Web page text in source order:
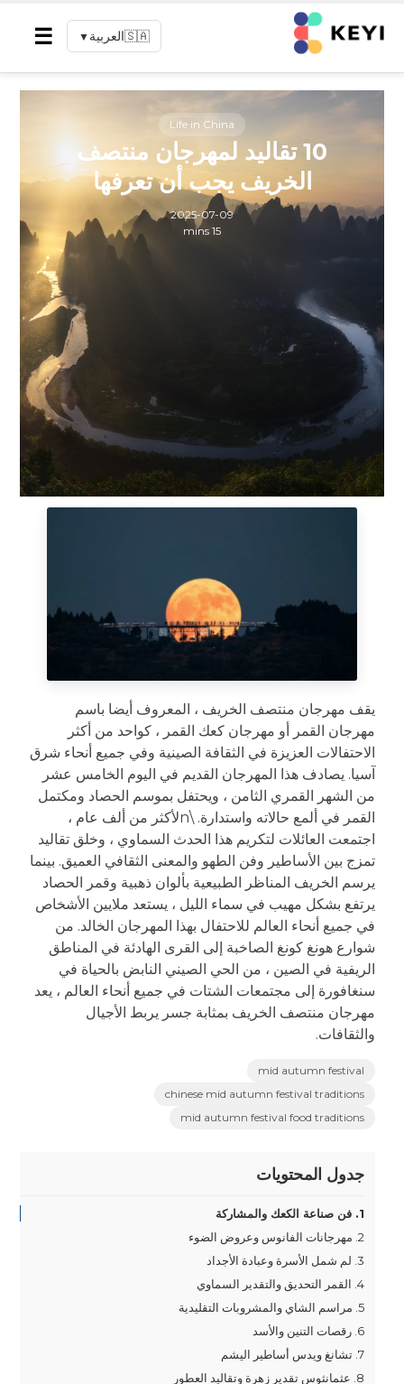
🇸🇦العربية ▼
☰
Life in China
10 تقاليد لمهرجان منتصف
الخريف يجب أن تعرفها
2025-07-09
15 mins
يقف مهرجان منتصف الخريف ، المعروف أيضا باسم
مهرجان القمر أو مهرجان كعك القمر ، كواحد من أكثر
الاحتفالات العزيزة في الثقافة الصينية وفي جميع أنحاء شرق
آسيا. يصادف هذا المهرجان القديم في اليوم الخامس عشر
من الشهر القمري الثامن ، ويحتفل بموسم الحصاد ومكتمل
القمر في ألمع حالاته واستدارة. \nلأكثر من ألف عام ،
اجتمعت العائلات لتكريم هذا الحدث السماوي ، وخلق تقاليد
تمزج بين الأساطير وفن الطهو والمعنى الثقافي العميق. بينما
يرسم الخريف المناظر الطبيعية بألوان ذهبية وقمر الحصاد
يرتفع بشكل مهيب في سماء الليل ، يستعد ملايين الأشخاص
في جميع أنحاء العالم للاحتفال بهذا المهرجان الخالد. من
شوارع هونغ كونغ الصاخبة إلى القرى الهادئة في المناطق
الريفية في الصين ، من الحي الصيني النابض بالحياة في
سنغافورة إلى مجتمعات الشتات في جميع أنحاء العالم ، يعد
مهرجان منتصف الخريف بمثابة جسر يربط الأجيال
والثقافات.
mid autumn festival
chinese mid autumn festival traditions
mid autumn festival food traditions
جدول المحتويات
1. فن صناعة الكعك والمشاركة
2. مهرجانات الفانوس وعروض الضوء
3. لم شمل الأسرة وعبادة الأجداد
4. القمر التحديق والتقدير السماوي
5. مراسم الشاي والمشروبات التقليدية
6. رقصات التنين والأسد
7. تشانغ ويدس أساطير اليشم
8. عثمانثوس تقدير زهرة وتقاليد العطور